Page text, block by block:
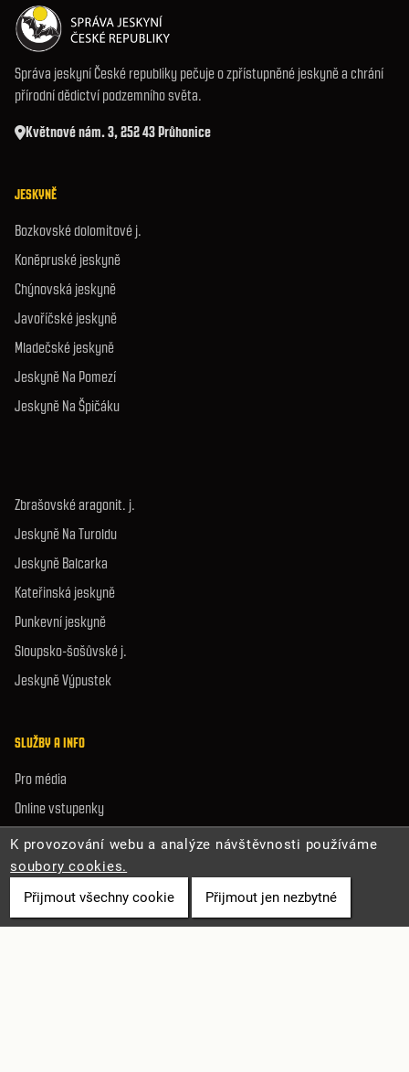
Správa jeskyní České republiky pečuje o zpřístupněné jeskyně a chrání
přírodní dědictví podzemního světa.
Květnové nám. 3, 252 43 Průhonice
JESKYNĚ
Bozkovské dolomitové j.
Koněpruské jeskyně
Chýnovská jeskyně
Javoříčské jeskyně
Mladečské jeskyně
Jeskyně Na Pomezí
Jeskyně Na Špičáku
Zbrašovské aragonit. j.
Jeskyně Na Turoldu
Jeskyně Balcarka
Kateřinská jeskyně
Punkevní jeskyně
Sloupsko-šošůvské j.
Jeskyně Výpustek
SLUŽBY A INFO
Pro média
Online vstupenky
Volná místa
Mapa stránek
Prohlášení o přístupnosti
Ochrana osobních údajů
K provozování webu a analýze návštěvnosti používáme
soubory cookies.
Přijmout všechny cookie
Přijmout jen nezbytné